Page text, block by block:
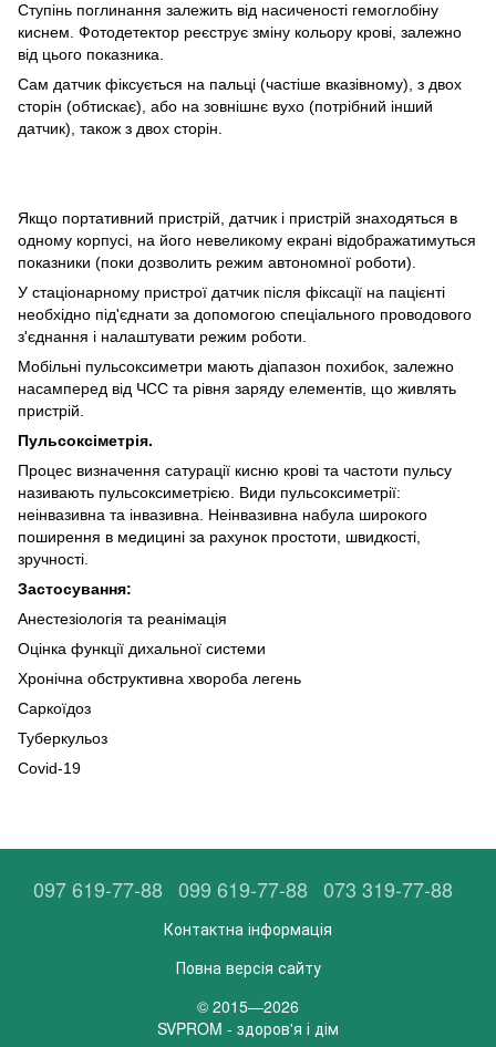
Ступінь поглинання залежить від насиченості гемоглобіну
киснем. Фотодетектор реєструє зміну кольору крові, залежно
від цього показника.
Сам датчик фіксується на пальці (частіше вказівному), з двох
сторін (обтискає), або на зовнішнє вухо (потрібний інший
датчик), також з двох сторін.
Якщо портативний пристрій, датчик і пристрій знаходяться в
одному корпусі, на його невеликому екрані відображатимуться
показники (поки дозволить режим автономної роботи).
У стаціонарному пристрої датчик після фіксації на пацієнті
необхідно під'єднати за допомогою спеціального проводового
з'єднання і налаштувати режим роботи.
Мобільні пульсоксиметри мають діапазон похибок, залежно
насамперед від ЧСС та рівня заряду елементів, що живлять
пристрій.
Пульсоксіметрія.
Процес визначення сатурації кисню крові та частоти пульсу
називають пульсоксиметрією. Види пульсоксиметрії:
неінвазивна та інвазивна. Неінвазивна набула широкого
поширення в медицині за рахунок простоти, швидкості,
зручності.
Застосування:
Анестезіологія та реанімація
Оцінка функції дихальної системи
Хронічна обструктивна хвороба легень
Саркоїдоз
Туберкульоз
Covid-19
097 619-77-88 099 619-77-88 073 319-77-88
Контактна інформація
Повна версія сайту
© 2015—2026
SVPROM - здоров'я і дім